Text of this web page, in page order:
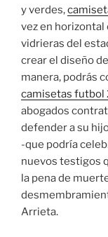
y verdes,
vez en horizontal
vidrieras del
crear el diseño
manera, podrás
camisetas futbol
abogados
defender a su
-que podría
nuevos testigos
la pena de
Arrieta.